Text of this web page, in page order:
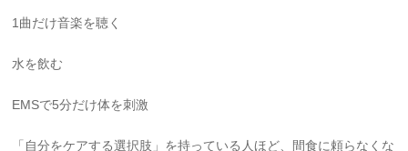
1曲だけ音楽を聴く
水を飲む
EMSで5分だけ体を刺激
「自分をケアする選択肢」を持っている人ほど、間食に頼らなくな